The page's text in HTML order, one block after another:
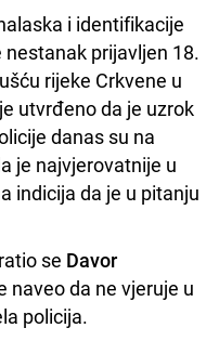
i identifikacije
nestanak prijavljen 18.
rijeke Crkvene u
utvrđeno da je uzrok
danas su na
je najvjerovatnije u
indicija da je u pitanju
se Davor
naveo da ne vjeruje u
policija.